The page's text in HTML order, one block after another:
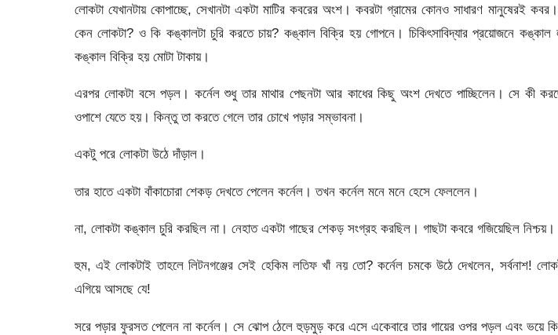
লোকটা যেখানটায় কোপাচ্ছে, সেখানটা একটা মাটির কবরের অংশ। কবরটা গ্রামের কোনও সাধারণ মানুষেরই
কেন লোকটা? ও কি কঙ্কালটা চুরি করতে চায়? কঙ্কাল বিক্রি হয় গোপনে। চিকিৎসাবিদ্যার প্রয়োজনে কঙ্কাল
কঙ্কাল বিক্রি হয় মোটা টাকায়।
এরপর লোকটা বসে পড়ল। কর্নেল শুধু তার মাথার পেছনটা আর কাধের কিছু অংশ দেখতে পাচ্ছিলেন। সে কী
ওপাশে যেতে হয়। কিন্তু তা করতে গেলে তার চোখে পড়ার সম্ভাবনা।
একটু পরে লোকটা উঠে দাঁড়াল।
তার হাতে একটা বাঁকাচোরা শেকড় দেখতে পেলেন কর্নেল। তখন কর্নেল মনে মনে হেসে ফেললেন।
না, লোকটা কঙ্কাল চুরি করছিল না। নেহাত একটা গাছের শেকড় সংগ্রহ করছিল। গাছটা কবরে গজিয়েছিল নিশ্চয়।
হুম, এই লোকটাই তাহলে লিটনগঞ্জের সেই হেকিম লতিফ খাঁ নয় তো? কর্নেল চমকে উঠে দেখলেন, সর্বনাশ!
এগিয়ে আসছে যে!
সরে পড়ার ফুরসত পেলেন না কর্নেল। সে ঝোপ ঠেলে হুড়মুড় করে এসে একেবারে তার গায়ের ওপর পড়ল এবং ভয়ে